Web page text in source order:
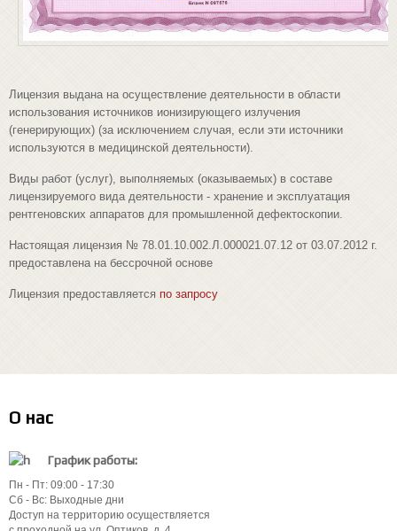
Лицензия выдана на осуществление деятельности в области
использования источников ионизирующего излучения
(генерирующих) (за исключением случая, если эти источники
используются в медицинской деятельности).
Виды работ (услуг), выполняемых (оказываемых) в составе
лицензируемого вида деятельности - хранение и эксплуатация
рентгеновских аппаратов для промышленной дефектоскопии.
Настоящая лицензия № 78.01.10.002.Л.000021.07.12 от 03.07.2012 г.
предоставлена на бессрочной основе
Лицензия предоставляется по запросу
О нас
График работы:
Пн - Пт: 09:00 - 17:30
Сб - Вс: Выходные дни
Доступ на территорию осуществляется